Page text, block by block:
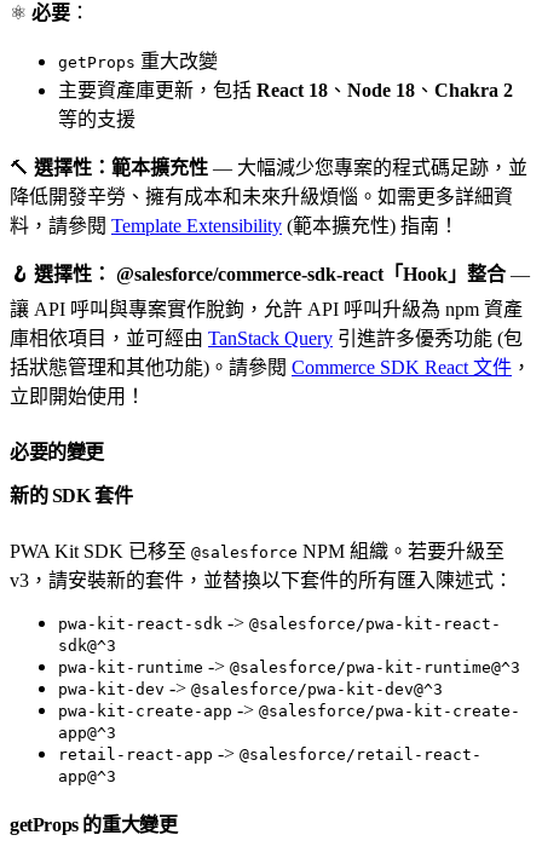
⚛️ 必要 ：
getProps 重大改變
主要資產庫更新，包括 React 18 、 Node 18 、 Chakra 2
等的支援
🔨 選擇性：範本擴充性 — 大幅減少您專案的程式碼足跡，並
降低開發辛勞、擁有成本和未來升級煩惱。如需更多詳細資
料，請參閱 Template Extensibility (範本擴充性) 指南！
🪝 選擇性： @salesforce/commerce-sdk-react「Hook」整合 —
讓 API 呼叫與專案實作脫鉤，允許 API 呼叫升級為 npm 資產
庫相依項目，並可經由 TanStack Query 引進許多優秀功能 (包
括狀態管理和其他功能)。請參閱 Commerce SDK React 文件 ，
立即開始使用！
必要的變更
新的 SDK 套件
PWA Kit SDK 已移至 @salesforce NPM 組織。若要升級至
v3，請安裝新的套件，並替換以下套件的所有匯入陳述式：
pwa-kit-react-sdk -> @salesforce/pwa-kit-react-
sdk@^3
pwa-kit-runtime -> @salesforce/pwa-kit-runtime@^3
pwa-kit-dev -> @salesforce/pwa-kit-dev@^3
pwa-kit-create-app -> @salesforce/pwa-kit-create-
app@^3
retail-react-app -> @salesforce/retail-react-
app@^3
getProps 的重大變更